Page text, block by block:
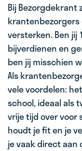
Bij Bezorgdekrant
versterken. Ben jij
bijverdienen en
ben jij misschien
Als
vele voordelen:
school, ideaal als
vrije tijd over voor
houdt je fit en je
je vaak direct aan